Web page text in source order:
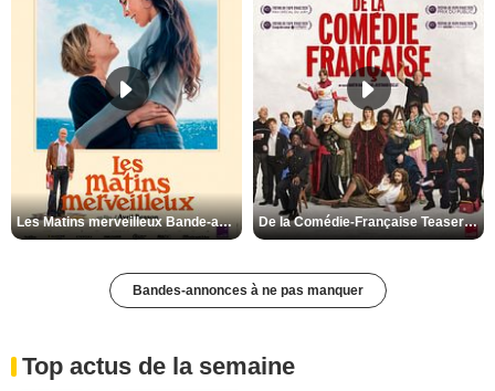
Les Matins merveilleux Bande-annonce VF De la Comédie-Française Teaser VF
Bandes-annonces à ne pas manquer
Top actus de la semaine